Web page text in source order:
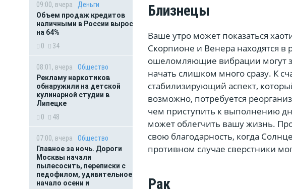
09:00, вчера
Деньги
Объем продаж кредитов
наличными в России вырос
на 64%
0
34
08:01, вчера
Общество
Рекламу наркотиков
обнаружили на детской
кулинарной студии в
Липецке
0
48
07:00, вчера
Общество
Главное за ночь. Дороги
Москвы начали
пылесосить, переписки с
педофилом, удивительное
начало осени и
Близнецы
Ваше утро может показаться
Скорпионе и Венера находятся
ошеломляющие вибрации могут
начать слишком много сразу. К
стабилизирующий аспект,
возможно, потребуется
чем приступить к выполнению
может облегчить вашу жизнь.
свою благодарность, когда
противном случае сверстники
Рак